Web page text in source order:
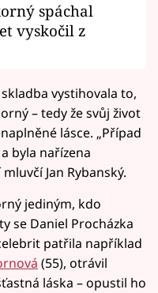
spáchal
vyskočil z
vystihovala to,
– tedy že svůj život
lásce. „Případ
byla nařízena
Jan Rybanský.
jediným, kdo
se Daniel Procházka
patřila například
(55), otrávil
láska – opustil ho